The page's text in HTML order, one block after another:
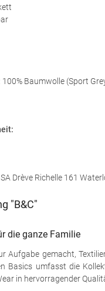
100% Baumwolle (Sport
Drève Richelle 161
"B&C"
die ganze Familie
Aufgabe gemacht,
Basics umfasst die
in hervorragender